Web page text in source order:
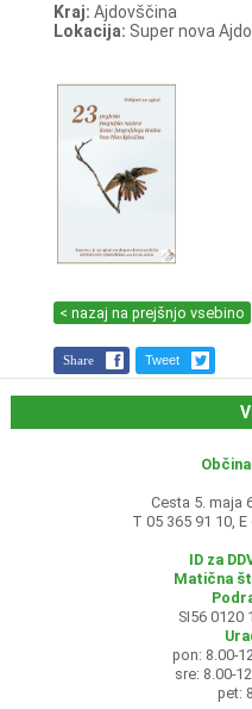
Kraj: Ajdovščina
Lokacija: Super nova
< nazaj na prejšnjo vsebino
Share Tweet
Cesta 5. maja
T 05 365 91 10, E
ID za
Matična
SI56 0120
pon: 8.00-
sre: 8.00-
pet: